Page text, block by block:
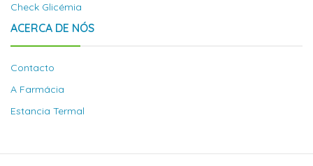
Check Glicémia
ACERCA DE NÓS
Contacto
A Farmácia
Estancia Termal